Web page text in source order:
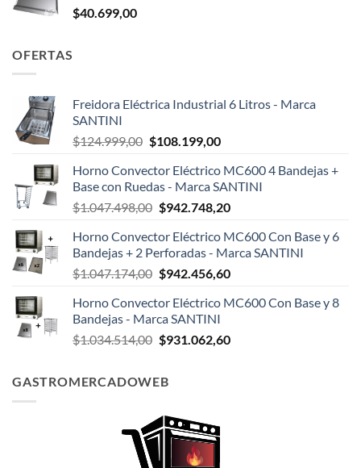
$40.699,00
OFERTAS
Freidora Eléctrica Industrial 6 Litros - Marca
SANTINI
$124.999,00 El
original
era:
$124.999,00.
$108.199,00El
actual
es:
$108.199,00.
Horno Convector Eléctrico MC600 4 Bandejas +
Base con Ruedas - Marca SANTINI
$1.047.498,00 El
original
era:
$1.047.498,00.
$942.748,20El
actual
es:
$942.748,20.
Horno Convector Eléctrico MC600 Con Base y 6
Bandejas + 2 Perforadas - Marca SANTINI
$1.047.174,00 El
original
era:
$1.047.174,00.
$942.456,60El
actual
$942.456,60.
Horno Convector Eléctrico MC600 Con Base y 8
Bandejas - Marca SANTINI
$1.034.514,00 El
era:
$931.062,60El
GASTROMERCADOWEB